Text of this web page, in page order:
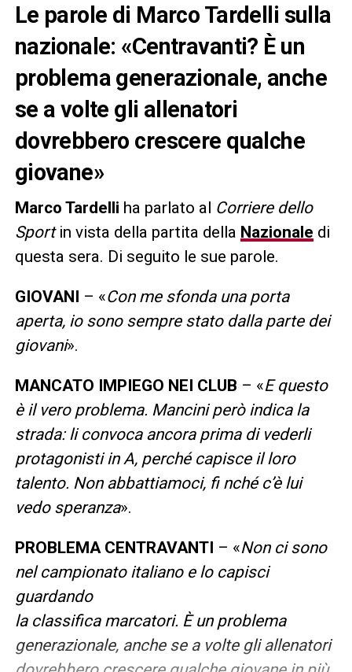
Le parole di Marco Tardelli sulla
nazionale: «Centravanti? È un
problema generazionale, anche
se a volte gli allenatori
dovrebbero crescere qualche
giovane»
Marco Tardelli ha parlato al Corriere dello
Sportin vista della partita della Nazionale di
questa sera. Di seguito le sue parole.
GIOVANI – «Con me sfonda una porta
aperta, io sono sempre stato dalla parte dei
giovani».
MANCATO IMPIEGO NEI CLUB – «E questo
è il vero problema. Mancini però indica la
strada: li convoca ancora prima di vederli
protagonisti in A, perché capisce il loro
talento. Non abbattiamoci, fi nché c’è lui
vedo speranza».
PROBLEMA CENTRAVANTI – «Non ci sono
nel campionato italiano e lo capisci
guardando
la classifica marcatori. È un problema
generazionale, anche se a volte gli allenatori